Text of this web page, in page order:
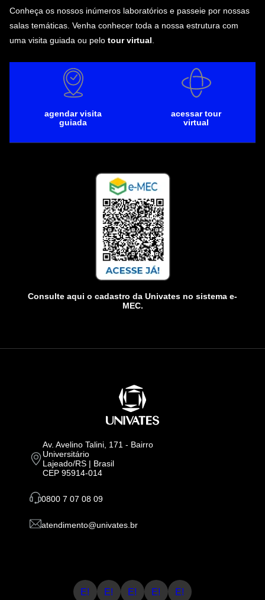
Conheça os nossos inúmeros laboratórios e passeie por nossas
salas temáticas. Venha conhecer toda a nossa estrutura com
uma visita guiada ou pelo tour virtual
agendar visita
guiada
acessar tour
virtual
Consulte aqui o cadastro da Univates no sistema e-
MEC.
Av. Avelino Talini, 171 - Bairro
Universitário
Lajeado/RS | Brasil
CEP 95914-014
0800 7 07 08 09
atendimento@univates.br
E! E! E! E! E!